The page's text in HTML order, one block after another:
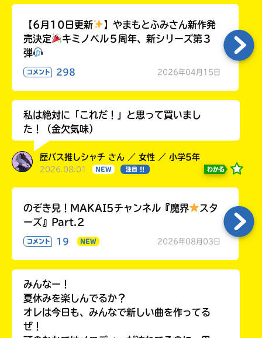
【6月10日更新
】やまもとふみさん新作発
売決定
キミノベル５周年、新シリーズ第３
弾
コメント 298 2026年04月15日
私は絶対に「これだ！」と思って買いまし
た！（金欠気味）
歴バス推しシャチ さん ／ 女性 ／ 小学5年
2026.08.01 NEW 注目 !! わかる
のぞき見！MAKAI5チャンネル『魔界
スタ
ーズ』Part.2
コメント 19 NEW 2026年08月03日
みんなー！
夏休みを楽しんでるか？
オレは今日も、みんなで新しい曲を作ってる
ぜ！